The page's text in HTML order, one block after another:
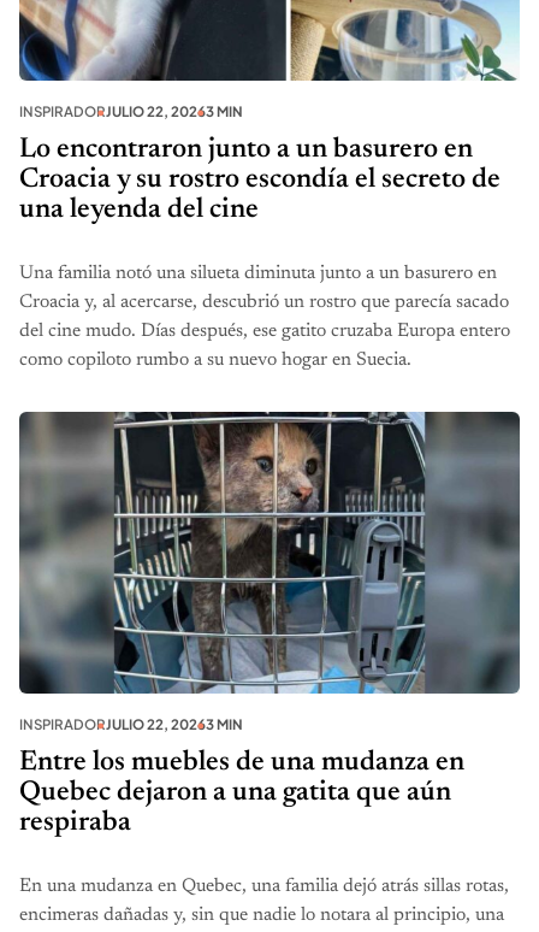
INSPIRADORJULIO 22, 20263 MIN
Lo encontraron junto a un basurero en
Croacia y su rostro escondía el secreto de
una leyenda del cine
Una familia notó una silueta diminuta junto a un basurero en
Croacia y, al acercarse, descubrió un rostro que parecía sacado
del cine mudo. Días después, ese gatito cruzaba Europa entero
como copiloto rumbo a su nuevo hogar en Suecia.
INSPIRADORJULIO 22, 20263 MIN
Entre los muebles de una mudanza en
Quebec dejaron a una gatita que aún
respiraba
En una mudanza en Quebec, una familia dejó atrás sillas rotas,
encimeras dañadas y, sin que nadie lo notara al principio, una